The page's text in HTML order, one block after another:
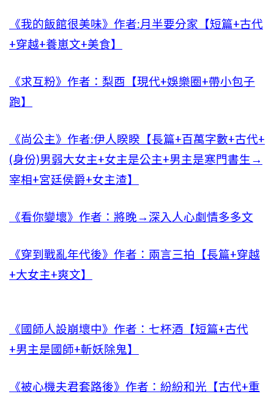
《我的飯館很美味》作者:月半要分家【短篇+古代
+穿越+養崽文+美食】
《求互粉》作者：梨酉【現代+娛樂圈+帶小包子
跑】
《尚公主》作者:伊人睽睽【長篇+百萬字數+古代+
(身份)男弱大女主+女主是公主+男主是寒門書生→
宰相+宮廷侯爵+女主渣】
《看你變壞》作者：將晚→深入人心劇情多多文
《穿到戰亂年代後》作者：兩言三拍【長篇+穿越
+大女主+爽文】
《國師人設崩壞中》作者：七杯酒【短篇+古代
+男主是國師+斬妖除鬼】
《被心機夫君套路後》作者：紛紛和光【古代+重